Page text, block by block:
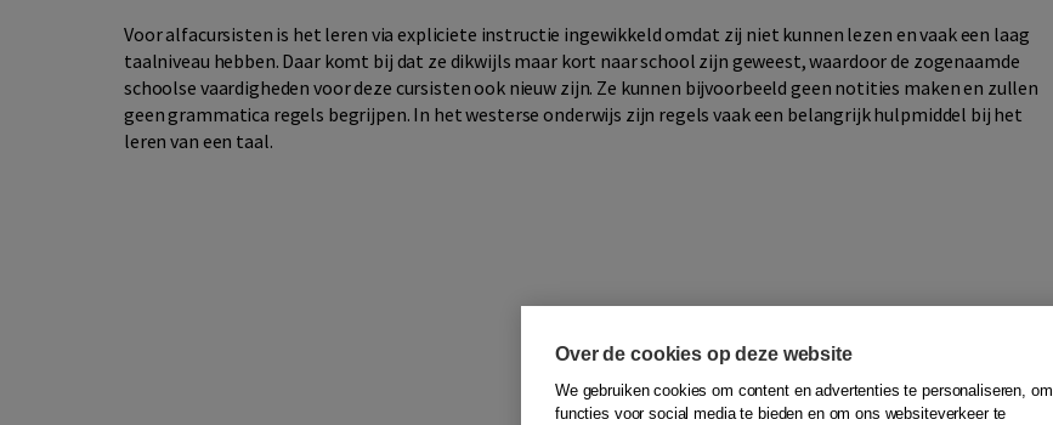
Voor alfacursisten is het leren via expliciete instructie ingewikkeld omdat zij niet kunnen lezen en vaak een laag
taalniveau hebben. Daar komt bij dat ze dikwijls maar kort naar school zijn geweest, waardoor de zogenaamde
schoolse vaardigheden voor deze cursisten ook nieuw zijn. Ze kunnen bijvoorbeeld geen notities maken en zullen
geen grammatica regels begrijpen. In het westerse onderwijs zijn regels vaak een belangrijk hulpmiddel bij het
leren van een taal.
Over de cookies op deze website
We gebruiken cookies om content en advertenties te personaliseren, om
functies voor social media te bieden en om ons websiteverkeer te